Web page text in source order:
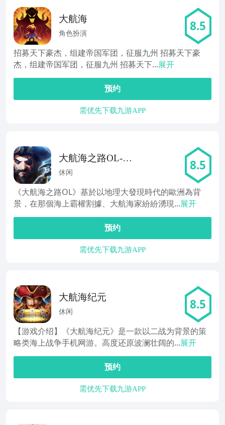
大航海
角色扮演 8.5
招募天下豪杰，组建帝国军团，征服九州 招募天下豪
杰，组建帝国军团，征服九州 招募天下...展开
预约
需优先下载九游APP
大航海之路OL--
環球泡妹手游
休闲 8.5
《大航海之路OL》基於以地理大發現時代的歐洲為背
景，在那個海上霸權割據、大航海家紛紛湧現...展开
预约
需优先下载九游APP
大航海纪元
休闲 8.5
【游戏介绍】《大航海纪元》是一款以二战为背景的策
略类海上战争手机网游。高度还原波澜壮阔的...展开
预约
需优先下载九游APP